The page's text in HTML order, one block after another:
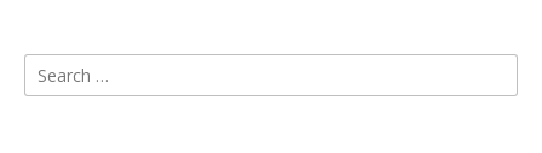
Search
for: